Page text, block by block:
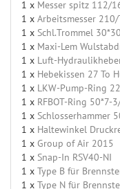
1 x Messer spitz 112/
1 x Arbeitsmesser
1 x Schl.Trommel
1 x Maxi-Lem
1 x Luft-
1 x Hebekissen 27 To
1 x LKW-Pump-Ring
1 x RFBOT-Ring 50*7-
1 x Schlosserhammer
1 x Haltewinkel
1 x Group of Air 2015
1 x Snap-In RSV40-NI
1 x Type B für
1 x Type N für